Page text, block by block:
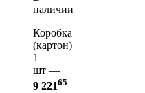
наличии
Коробка
(картон)
1
шт —
9 22165